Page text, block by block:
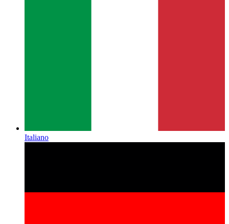
Italiano